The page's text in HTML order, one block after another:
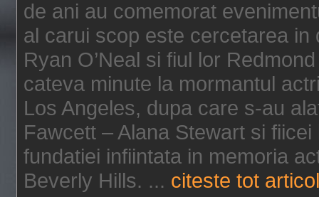
de ani au comemorat
al carui scop este cercetarea
Ryan O’Neal si fiul lor
cateva minute la mormantul
Los Angeles, dupa care s-au
Fawcett – Alana Stewart si fiicei
fundatiei infiintata in memoria
Beverly Hills. ... citeste tot